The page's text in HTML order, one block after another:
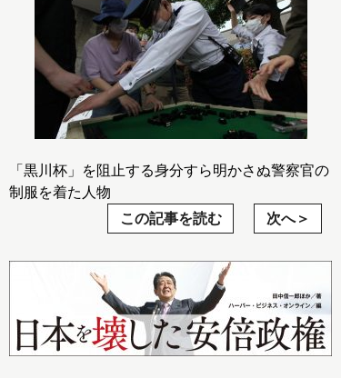
「黒川杯」を阻止する身分すら明かさぬ警察官の
制服を着た人物
この記事を読む
次へ